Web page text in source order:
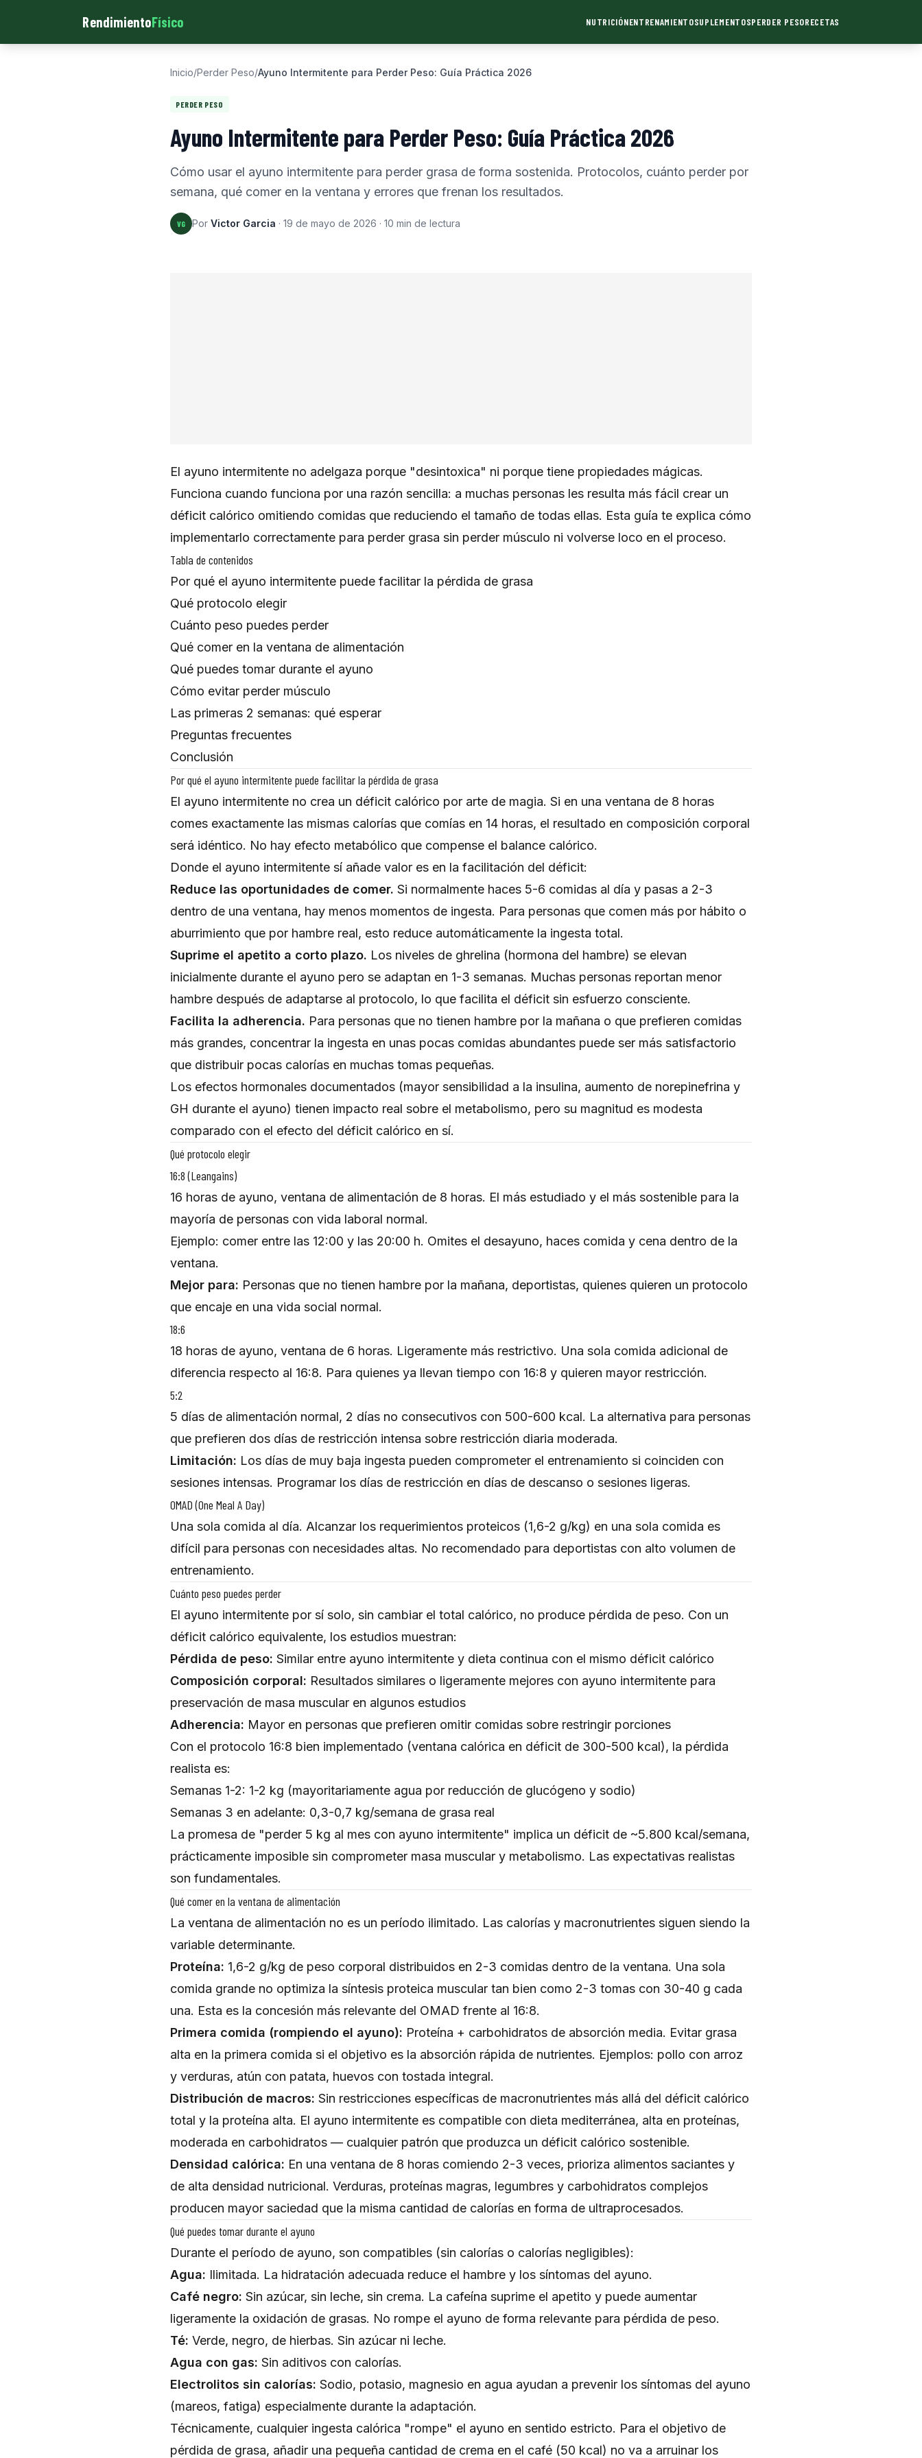
RendimientoFísico NUTRICIÓNENTRENAMIENTOSUPLEMENTOSPERDER PESORECETAS
Inicio/Perder Peso/Ayuno Intermitente para Perder Peso: Guía Práctica 2026
PERDER PESO
Ayuno Intermitente para Perder Peso: Guía Práctica 2026
Cómo usar el ayuno intermitente para perder grasa de forma sostenida. Protocolos, cuánto perder por
semana, qué comer en la ventana y errores que frenan los resultados.
VG Por Victor Garcia · 19 de mayo de 2026 · 10 min de lectura
El ayuno intermitente no adelgaza porque "desintoxica" ni porque tiene propiedades mágicas.
Funciona cuando funciona por una razón sencilla: a muchas personas les resulta más fácil crear un
déficit calórico omitiendo comidas que reduciendo el tamaño de todas ellas. Esta guía te explica cómo
implementarlo correctamente para perder grasa sin perder músculo ni volverse loco en el proceso.
Tabla de contenidos
Por qué el ayuno intermitente puede facilitar la pérdida de grasa
Qué protocolo elegir
Cuánto peso puedes perder
Qué comer en la ventana de alimentación
Qué puedes tomar durante el ayuno
Cómo evitar perder músculo
Las primeras 2 semanas: qué esperar
Preguntas frecuentes
Conclusión
Por qué el ayuno intermitente puede facilitar la pérdida de grasa
El ayuno intermitente no crea un déficit calórico por arte de magia. Si en una ventana de 8 horas
comes exactamente las mismas calorías que comías en 14 horas, el resultado en composición corporal
será idéntico. No hay efecto metabólico que compense el balance calórico.
Donde el ayuno intermitente sí añade valor es en la facilitación del déficit:
Reduce las oportunidades de comer. Si normalmente haces 5-6 comidas al día y pasas a 2-3
dentro de una ventana, hay menos momentos de ingesta. Para personas que comen más por hábito o
aburrimiento que por hambre real, esto reduce automáticamente la ingesta total.
Suprime el apetito a corto plazo. Los niveles de ghrelina (hormona del hambre) se elevan
inicialmente durante el ayuno pero se adaptan en 1-3 semanas. Muchas personas reportan menor
hambre después de adaptarse al protocolo, lo que facilita el déficit sin esfuerzo consciente.
Facilita la adherencia. Para personas que no tienen hambre por la mañana o que prefieren comidas
más grandes, concentrar la ingesta en unas pocas comidas abundantes puede ser más satisfactorio
que distribuir pocas calorías en muchas tomas pequeñas.
Los efectos hormonales documentados (mayor sensibilidad a la insulina, aumento de norepinefrina y
GH durante el ayuno) tienen impacto real sobre el metabolismo, pero su magnitud es modesta
comparado con el efecto del déficit calórico en sí.
Qué protocolo elegir
16:8 (Leangains)
16 horas de ayuno, ventana de alimentación de 8 horas. El más estudiado y el más sostenible para la
mayoría de personas con vida laboral normal.
Ejemplo: comer entre las 12:00 y las 20:00 h. Omites el desayuno, haces comida y cena dentro de la
ventana.
Mejor para: Personas que no tienen hambre por la mañana, deportistas, quienes quieren un protocolo
que encaje en una vida social normal.
18:6
18 horas de ayuno, ventana de 6 horas. Ligeramente más restrictivo. Una sola comida adicional de
diferencia respecto al 16:8. Para quienes ya llevan tiempo con 16:8 y quieren mayor restricción.
5:2
5 días de alimentación normal, 2 días no consecutivos con 500-600 kcal. La alternativa para personas
que prefieren dos días de restricción intensa sobre restricción diaria moderada.
Limitación: Los días de muy baja ingesta pueden comprometer el entrenamiento si coinciden con
sesiones intensas. Programar los días de restricción en días de descanso o sesiones ligeras.
OMAD (One Meal A Day)
Una sola comida al día. Alcanzar los requerimientos proteicos (1,6-2 g/kg) en una sola comida es
difícil para personas con necesidades altas. No recomendado para deportistas con alto volumen de
entrenamiento.
Cuánto peso puedes perder
El ayuno intermitente por sí solo, sin cambiar el total calórico, no produce pérdida de peso. Con un
déficit calórico equivalente, los estudios muestran:
Pérdida de peso: Similar entre ayuno intermitente y dieta continua con el mismo déficit calórico
Composición corporal: Resultados similares o ligeramente mejores con ayuno intermitente para
preservación de masa muscular en algunos estudios
Adherencia: Mayor en personas que prefieren omitir comidas sobre restringir porciones
Con el protocolo 16:8 bien implementado (ventana calórica en déficit de 300-500 kcal), la pérdida
realista es:
Semanas 1-2: 1-2 kg (mayoritariamente agua por reducción de glucógeno y sodio)
Semanas 3 en adelante: 0,3-0,7 kg/semana de grasa real
La promesa de "perder 5 kg al mes con ayuno intermitente" implica un déficit de ~5.800 kcal/semana,
prácticamente imposible sin comprometer masa muscular y metabolismo. Las expectativas realistas
son fundamentales.
Qué comer en la ventana de alimentación
La ventana de alimentación no es un período ilimitado. Las calorías y macronutrientes siguen siendo la
variable determinante.
Proteína: 1,6-2 g/kg de peso corporal distribuidos en 2-3 comidas dentro de la ventana. Una sola
comida grande no optimiza la síntesis proteica muscular tan bien como 2-3 tomas con 30-40 g cada
una. Esta es la concesión más relevante del OMAD frente al 16:8.
Primera comida (rompiendo el ayuno): Proteína + carbohidratos de absorción media. Evitar grasa
alta en la primera comida si el objetivo es la absorción rápida de nutrientes. Ejemplos: pollo con arroz
y verduras, atún con patata, huevos con tostada integral.
Distribución de macros: Sin restricciones específicas de macronutrientes más allá del déficit calórico
total y la proteína alta. El ayuno intermitente es compatible con dieta mediterránea, alta en proteínas,
moderada en carbohidratos — cualquier patrón que produzca un déficit calórico sostenible.
Densidad calórica: En una ventana de 8 horas comiendo 2-3 veces, prioriza alimentos saciantes y
de alta densidad nutricional. Verduras, proteínas magras, legumbres y carbohidratos complejos
producen mayor saciedad que la misma cantidad de calorías en forma de ultraprocesados.
Qué puedes tomar durante el ayuno
Durante el período de ayuno, son compatibles (sin calorías o calorías negligibles):
Agua: Ilimitada. La hidratación adecuada reduce el hambre y los síntomas del ayuno.
Café negro: Sin azúcar, sin leche, sin crema. La cafeína suprime el apetito y puede aumentar
ligeramente la oxidación de grasas. No rompe el ayuno de forma relevante para pérdida de peso.
Té: Verde, negro, de hierbas. Sin azúcar ni leche.
Agua con gas: Sin aditivos con calorías.
Electrolitos sin calorías: Sodio, potasio, magnesio en agua ayudan a prevenir los síntomas del ayuno
(mareos, fatiga) especialmente durante la adaptación.
Técnicamente, cualquier ingesta calórica "rompe" el ayuno en sentido estricto. Para el objetivo de
pérdida de grasa, añadir una pequeña cantidad de crema en el café (50 kcal) no va a arruinar los